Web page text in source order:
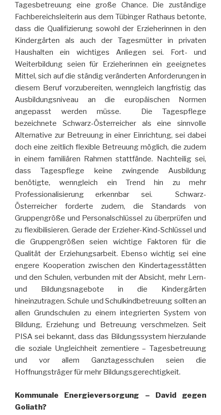
Tagesbetreuung eine große Chance. Die zuständige
Fachbereichsleiterin aus dem Tübinger Rathaus betonte,
dass die Qualifizierung sowohl der Erzieherinnen in den
Kindergärten als auch der Tagesmütter in privaten
Haushalten ein wichtiges Anliegen sei. Fort- und
Weiterbildung seien für Erzieherinnen ein geeignetes
Mittel, sich auf die ständig veränderten Anforderungen in
diesem Beruf vorzubereiten, wenngleich langfristig das
Ausbildungsniveau an die europäischen Normen
angepasst werden müsse. Die Tagespflege
bezeichnete Schwarz-Österreicher als eine sinnvolle
Alternative zur Betreuung in einer Einrichtung, sei dabei
doch eine zeitlich flexible Betreuung möglich, die zudem
in einem familiären Rahmen stattfände. Nachteilig sei,
dass Tagespflege keine zwingende Ausbildung
benötigte, wenngleich ein Trend hin zu mehr
Professionalisierung erkennbar sei. Schwarz-
Österreicher forderte zudem, die Standards von
Gruppengröße und Personalschlüssel zu überprüfen und
zu flexibilisieren. Gerade der Erzieher-Kind-Schlüssel und
die Gruppengrößen seien wichtige Faktoren für die
Qualität der Erziehungsarbeit. Ebenso wichtig sei eine
engere Kooperation zwischen den Kindertagesstätten
und den Schulen, verbunden mit der Absicht, mehr Lern-
und Bildungsnagebote in die Kindergärten
hineinzutragen. Schule und Schulkindbetreuung sollten an
allen Grundschulen zu einem integrierten System von
Bildung, Erziehung und Betreuung verschmelzen. Seit
PISA sei bekannt, dass das Bildungssystem hierzulande
die soziale Ungleichheit zementiere – Tagesbetreuung
und vor allem Ganztagesschulen seien die
Hoffnungsträger für mehr Bildungsgerechtigkeit.
Kommunale Energieversorgung – David gegen
Goliath?